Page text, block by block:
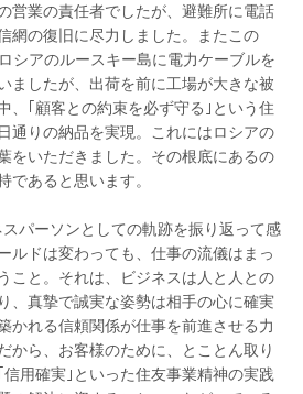
営業の責任者でしたが、避難所に電話
網の復旧に尽力しました。またこの
シアのルースキー島に電力ケーブルを
ましたが、出荷を前に工場が大きな被
、｢顧客との約束を必ず守る｣という住
通りの納品を実現。これにはロシアの
をいただきました。その根底にあるの
であると思います。
パーソンとしての軌跡を振り返って感
ルドは変わっても、仕事の流儀はまっ
こと。それは、ビジネスは人と人との
、真摯で誠実な姿勢は相手の心に確実
かれる信頼関係が仕事を前進させる力
から、お客様のために、とことん取り
用確実｣といった住友事業精神の実践